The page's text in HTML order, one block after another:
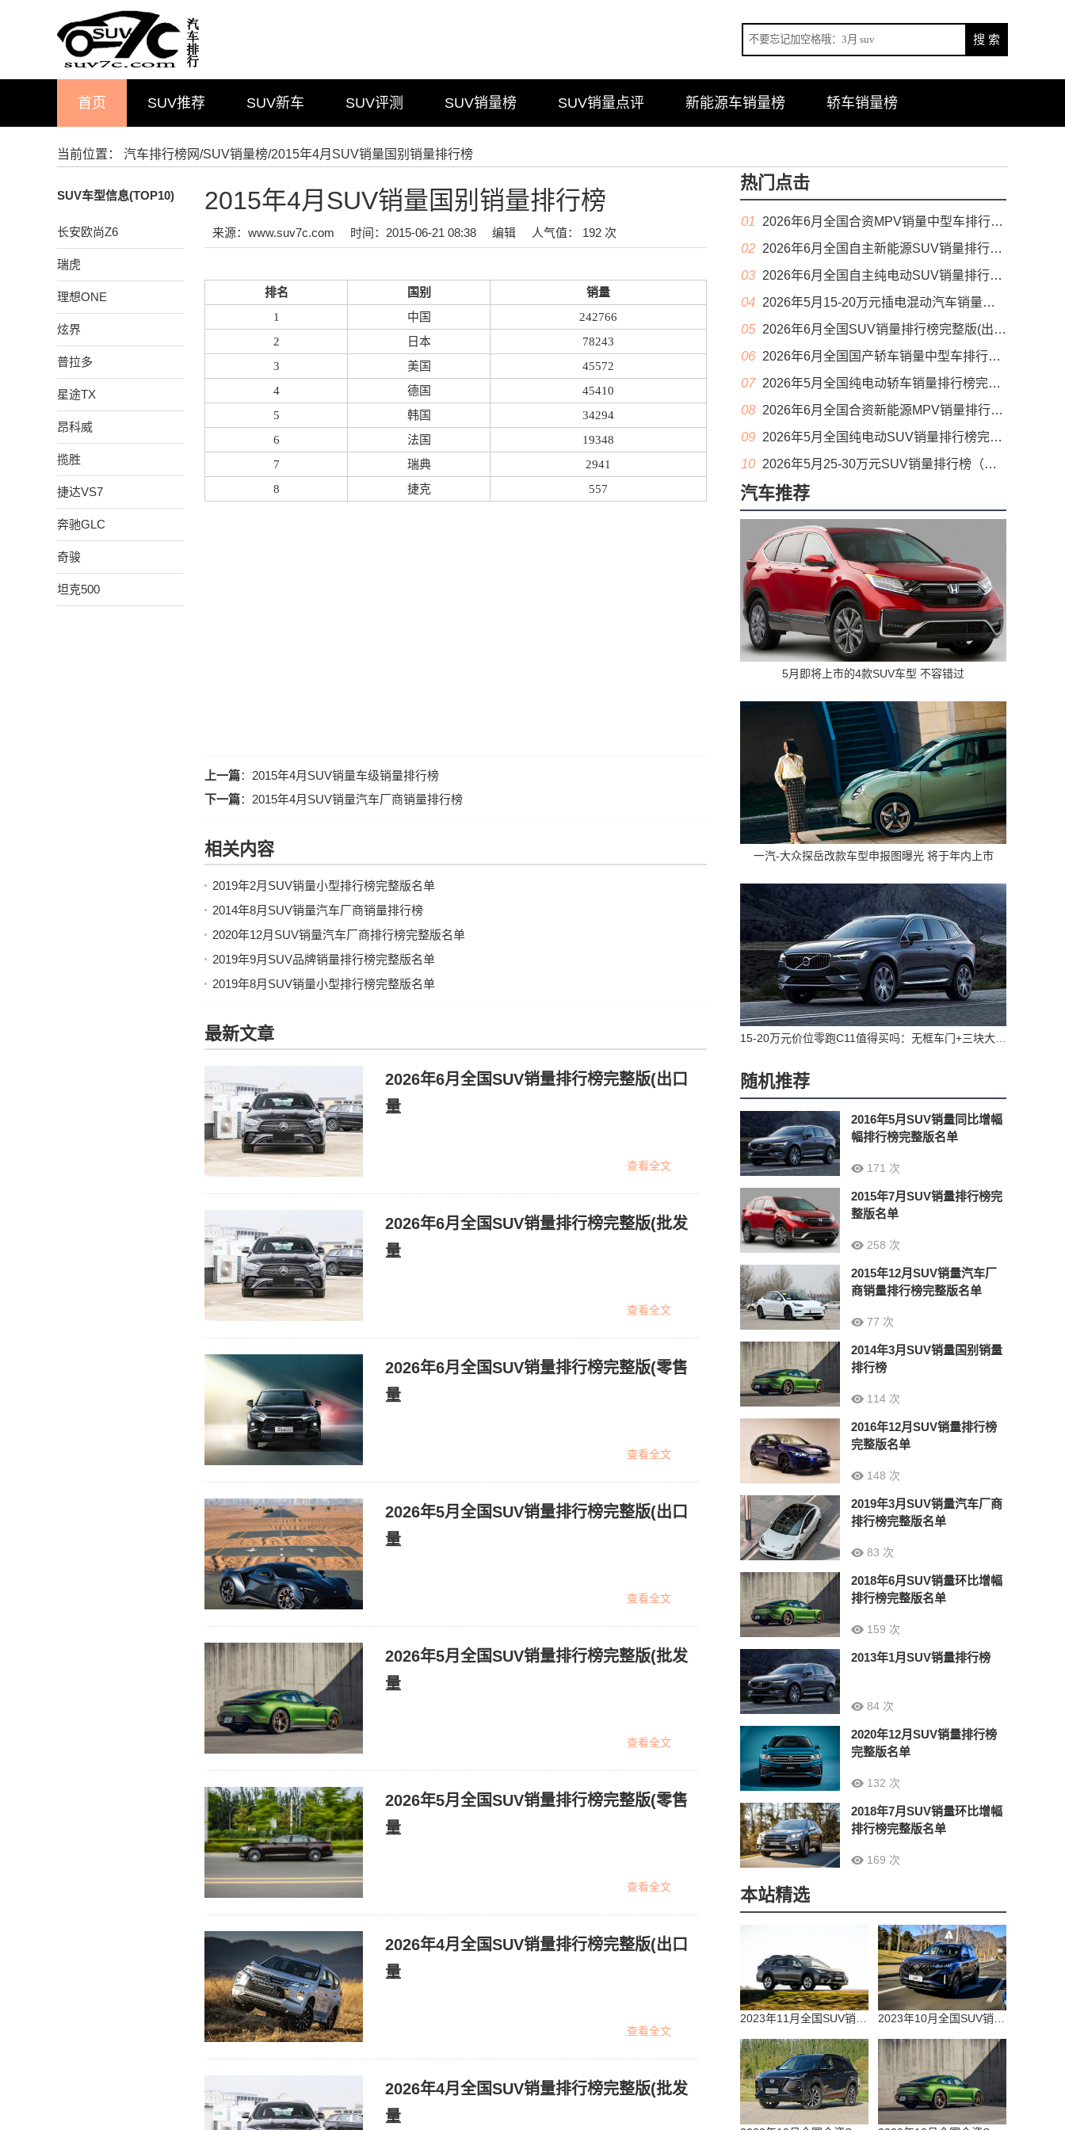
首页 SUV推荐 SUV新车 SUV评测 SUV销量榜 SUV销量点评 新能源车销量榜 轿车销量榜
当前位置： 汽车排行榜网/SUV销量榜/2015年4月SUV销量国别销量排行榜
SUV车型信息(TOP10)
长安欧尚Z6
瑞虎
理想ONE
炫界
普拉多
星途TX
昂科威
揽胜
捷达VS7
奔驰GLC
奇骏
坦克500
2015年4月SUV销量国别销量排行榜
来源：www.suv7c.com 时间：2015-06-21 08:38 编辑 人气值： 192 次
排名 国别
销量
1
中国
242766
2
日本
78243
3
美国
45572
4
德国
45410
5
韩国
34294
6
法国
19348
7
瑞典
2941
8
捷克 557
上一篇： 2015年4月SUV销量车级销量排行榜
下一篇： 2015年4月SUV销量汽车厂商销量排行榜
相关内容
2019年2月SUV销量小型排行榜完整版名单
2014年8月SUV销量汽车厂商销量排行榜
2020年12月SUV销量汽车厂商排行榜完整版名单
2019年9月SUV品牌销量排行榜完整版名单
2019年8月SUV销量小型排行榜完整版名单
最新文章
2026年6月全国SUV销量排行榜完整版(出口
量
查看全文
2026年6月全国SUV销量排行榜完整版(批发
量
查看全文
2026年6月全国SUV销量排行榜完整版(零售
量
查看全文
2026年5月全国SUV销量排行榜完整版(出口
量
查看全文
2026年5月全国SUV销量排行榜完整版(批发
量
查看全文
2026年5月全国SUV销量排行榜完整版(零售
量
查看全文
2026年4月全国SUV销量排行榜完整版(出口
量
查看全文
2026年4月全国SUV销量排行榜完整版(批发
量
热门点击
01 2026年6月全国合资MPV销量中型车排行榜完整版(零售量
02 2026年6月全国自主新能源SUV销量排行榜完整版(零售量
03 2026年6月全国自主纯电动SUV销量排行榜完整版(零售量
04 2026年5月15-20万元插电混动汽车销量排行榜（零售量）
05 2026年6月全国SUV销量排行榜完整版(出口量
06 2026年6月全国国产轿车销量中型车排行榜完整版(零售量
07 2026年5月全国纯电动轿车销量排行榜完整版(批发量
08 2026年6月全国合资新能源MPV销量排行榜完整版(零售量
09 2026年5月全国纯电动SUV销量排行榜完整版(零售量
10 2026年5月25-30万元SUV销量排行榜（零售量）
汽车推荐
5月即将上市的4款SUV车型 不容错过
一汽-大众探岳改款车型申报图曝光 将于年内上市
随机推荐
2016年5月SUV销量同比增幅
幅排行榜完整版名单
171 次
2015年7月SUV销量排行榜完
整版名单
258 次
2015年12月SUV销量汽车厂
商销量排行榜完整版名单
77 次
2014年3月SUV销量国别销量
排行榜
114 次
2016年12月SUV销量排行榜
完整版名单
148 次
2019年3月SUV销量汽车厂商
排行榜完整版名单
83 次
2018年6月SUV销量环比增幅
排行榜完整版名单
159 次
2013年1月SUV销量排行榜
84 次
2020年12月SUV销量排行榜
完整版名单
132 次
2018年7月SUV销量环比增幅
排行榜完整版名单
169 次
本站精选